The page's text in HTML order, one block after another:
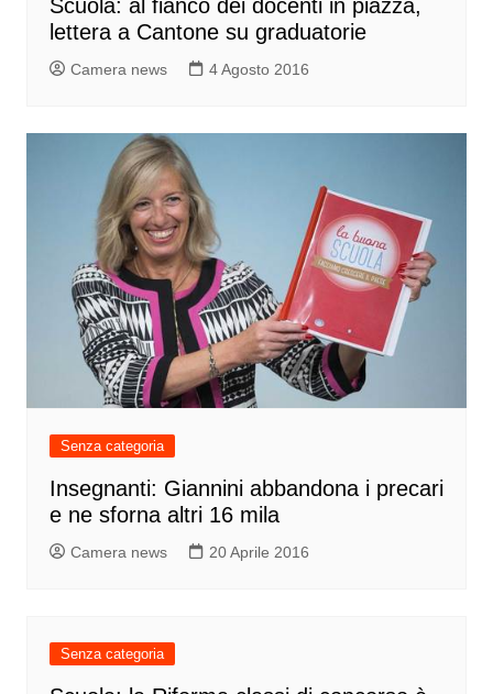
Scuola: al fianco dei docenti in piazza,
lettera a Cantone su graduatorie
Camera news 4 Agosto 2016
Senza categoria
Insegnanti: Giannini abbandona i precari
e ne sforna altri 16 mila
Camera news 20 Aprile 2016
Senza categoria